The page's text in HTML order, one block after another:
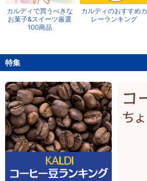
カルディで買うべきな
お菓子&スイーツ厳選
100商品
カルディのおすすめカ
レーランキング
特集